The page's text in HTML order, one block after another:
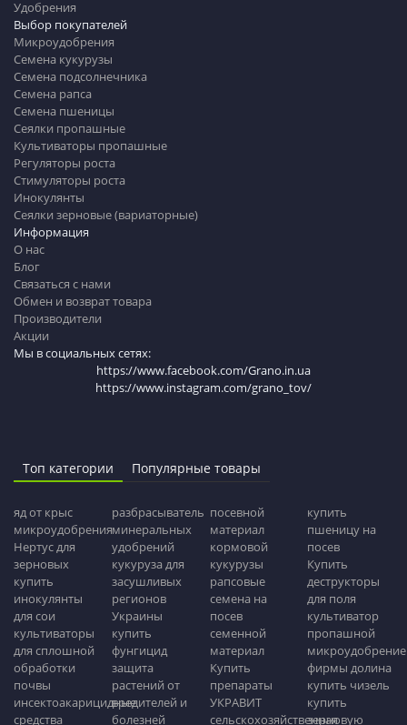
Информация
О нас
Блог
Связаться с нами
Обмен и возврат товара
Производители
Акции
Мы в социальных сетях:
https://www.facebook.com/Grano.in.ua
https://www.instagram.com/grano_tov/
Удобрения
Выбор покупателей
Микроудобрения
Семена кукурузы
Семена подсолнечника
Семена рапса
Семена пшеницы
Сеялки пропашные
Культиваторы пропашные
Регуляторы роста
Стимуляторы роста
Инокулянты
Сеялки зерновые (вариаторные)
Топ категории Популярные товары
яд от крыс
микроудобрения
Нертус для
зерновых
купить
инокулянты
для сои
культиваторы
для сплошной
обработки
почвы
инсектоакарицидные
средства
разбрасыватель
минеральных
удобрений
кукуруза для
засушливых
регионов
Украины
купить
фунгицид
защита
растений от
вредителей и
болезней
посевной
материал
кормовой
кукурузы
рапсовые
семена на
посев
семенной
материал
Купить
препараты
УКРАВИТ
сельскохозяйственная
купить
пшеницу на
посев
Купить
деструкторы
для поля
культиватор
пропашной
микроудобрение
фирмы долина
купить чизель
купить
зерновую